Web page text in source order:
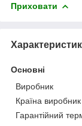
Приховати
Основні
Виробник
Країна виробник
Гарантійний